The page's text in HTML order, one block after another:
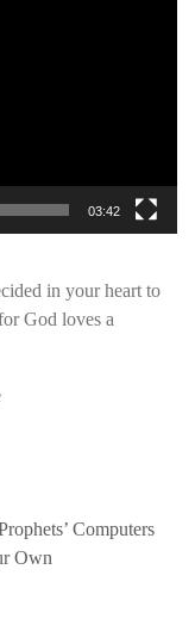
03:42
in your heart to
God loves a
Computers
Own